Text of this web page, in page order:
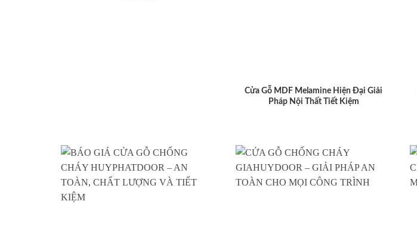
Cửa Gỗ MDF Melamine Hiện Đại Giải
Pháp Nội Thất Tiết Kiệm